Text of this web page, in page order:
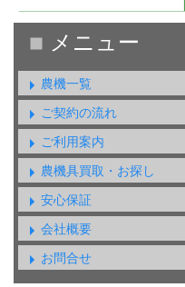
農機一覧
ご契約の流れ
ご利用案内
農機具買取・お探し
安心保証
会社概要
お問合せ